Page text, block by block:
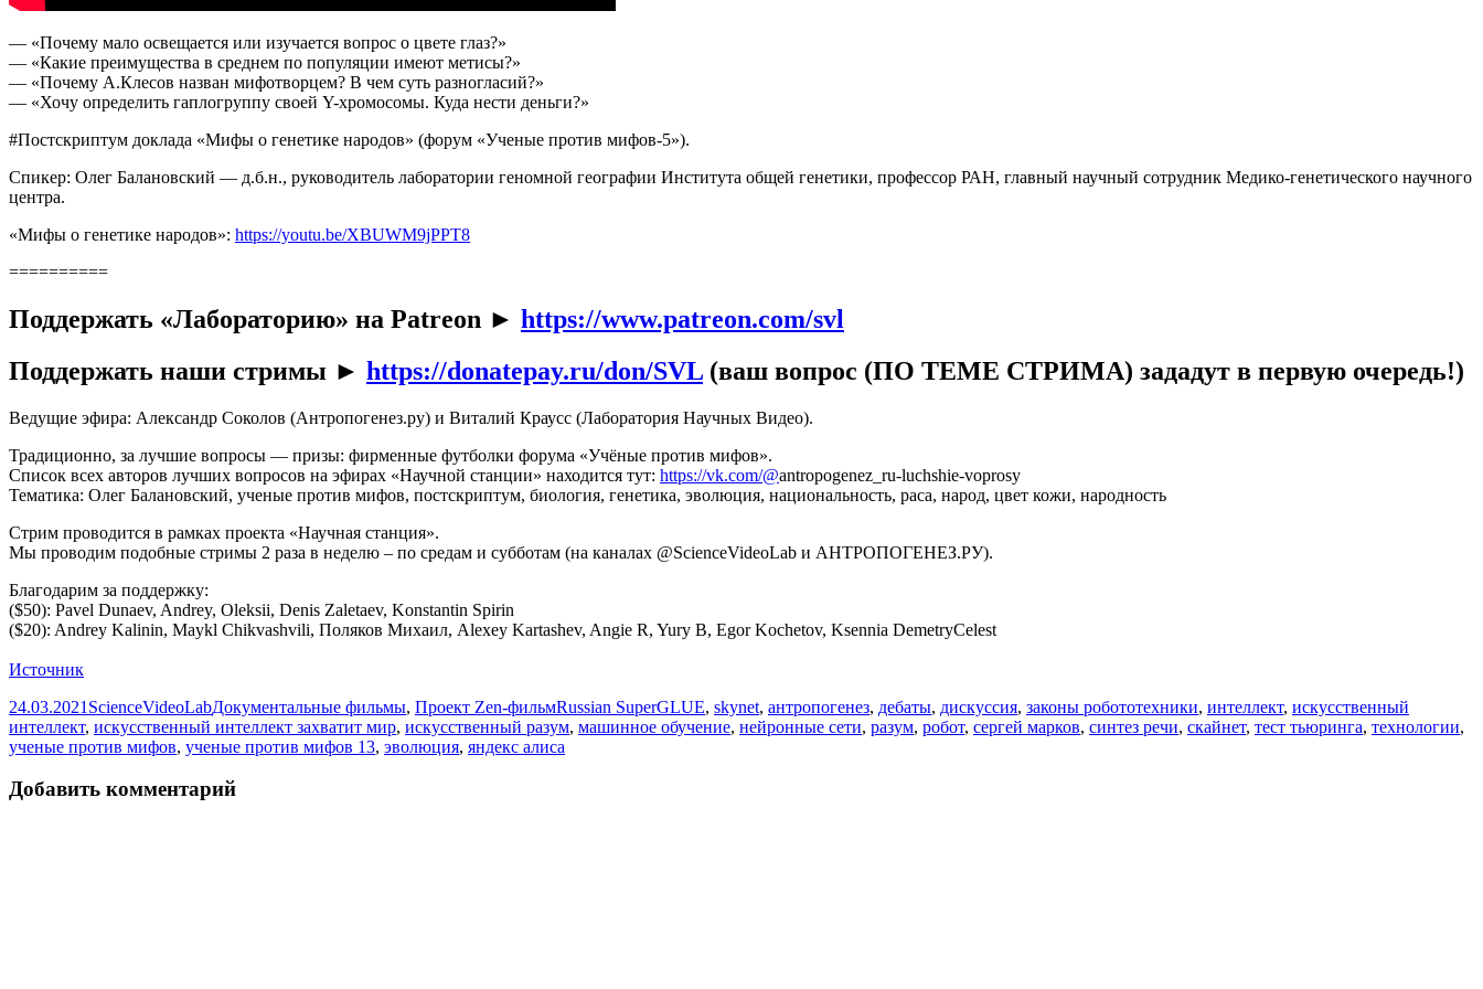
— «Почему мало освещается или изучается вопрос о цвете глаз?»
— «Какие преимущества в среднем по популяции имеют метисы?»
— «Почему А.Клесов назван мифотворцем? В чем суть разногласий?»
— «Хочу определить гаплогруппу своей Y-хромосомы. Куда нести деньги?»
#Постскриптум доклада «Мифы о генетике народов» (форум «Ученые против мифов-5»).
Спикер: Олег Балановский — д.б.н., руководитель лаборатории геномной географии Института общей генетики, профессор РАН, главный научный сотрудник Медико-генетического научного
центра.
«Мифы о генетике народов»: https://youtu.be/XBUWM9jPPT8
==========
Поддержать «Лабораторию» на Patreon ► https://www.patreon.com/svl
Поддержать наши стримы ► https://donatepay.ru/don/SVL (ваш вопрос (ПО ТЕМЕ СТРИМА) зададут в первую очередь!)
Ведущие эфира: Александр Соколов (Антропогенез.ру) и Виталий Краусс (Лаборатория Научных Видео).
Традиционно, за лучшие вопросы — призы: фирменные футболки форума «Учёные против мифов».
Список всех авторов лучших вопросов на эфирах «Научной станции» находится тут: https://vk.com/@antropogenez_ru-luchshie-voprosy
Тематика: Олег Балановский, ученые против мифов, постскриптум, биология, генетика, эволюция, национальность, раса, народ, цвет кожи, народность
Стрим проводится в рамках проекта «Научная станция».
Мы проводим подобные стримы 2 раза в неделю – по средам и субботам (на каналах @ScienceVideoLab и АНТРОПОГЕНЕЗ.РУ).
Благодарим за поддержку:
($50): Pavel Dunaev, Andrey, Oleksii, Denis Zaletaev, Konstantin Spirin
($20): Andrey Kalinin, Maykl Chikvashvili, Поляков Михаил, Alexey Kartashev, Angie R, Yury B, Egor Kochetov, Ksennia DemetryCelest
Источник
Опубликовано
24.03.2021 Автор
ScienceVideoLabРубрики
Документальные фильмы, Проект Zen-фильмМетки
Russian SuperGLUE, skynet, антропогенез, дебаты, дискуссия, законы робототехники, интеллект, искусственный
интеллект, искусственный интеллект захватит мир, искусственный разум, машинное обучение, нейронные сети, разум, робот, сергей марков, синтез речи, скайнет, тест тьюринга, технологии,
ученые против мифов, ученые против мифов 13, эволюция, яндекс алиса
Добавить комментарий